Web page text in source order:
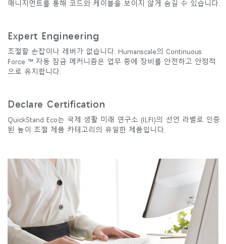
매니지먼트를 통해 코드와 케이블을 보이지 않게 숨길 수 있습니다.
Expert Engineering
조절할 손잡이나 레버가 없습니다. Humanscale의 Continuous
Force ™ 자동 잠금 메커니즘은 업무 중에 장비를 안전하고 안정적
으로 유지합니다.
Declare Certification
QuickStand Eco는 국제 생활 미래 연구소 (ILFI)의 선언 라벨로 인증
된 높이 조절 제품 카테고리의 유일한 제품입니다.